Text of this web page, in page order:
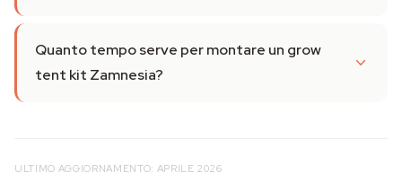
Quanto tempo serve per montare un grow
tent kit Zamnesia?
ULTIMO AGGIORNAMENTO: APRILE 2026